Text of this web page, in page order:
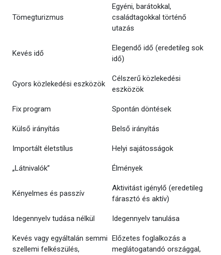
Tömegturizmus
Egyéni, barátokkal,
családtagokkal történő
utazás
Kevés idő
Elegendő idő (eredetileg sok
idő)
Gyors közlekedési eszközök
Célszerű közlekedési
eszközök
Fix program Spontán döntések
Külső irányítás Belső irányítás
Importált életstílus Helyi sajátosságok
„Látnivalók” Élmények
Kényelmes és passzív
Aktivitást igénylő (eredetileg
fárasztó és aktív)
Idegennyelv tudása nélkül Idegennyelv tanulása
Kevés vagy egyáltalán semmi
szellemi felkészülés,
Előzetes foglalkozás a
meglátogatandó országgal,